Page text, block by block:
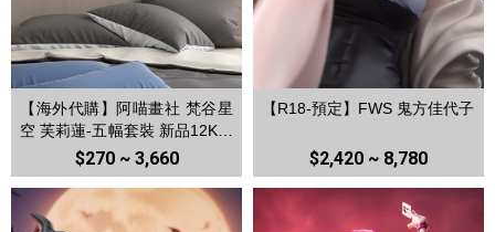
【海外代購】阿喵畫社 梵谷星
空 芙莉蓮-五幅套裝 新品12K超
清異形套組裝飾畫 床頭地墊 滑
鼠墊 冰箱貼
$270 ~ 3,660
【R18-預定】FWS 鬼方佳代子
$2,420 ~ 8,780